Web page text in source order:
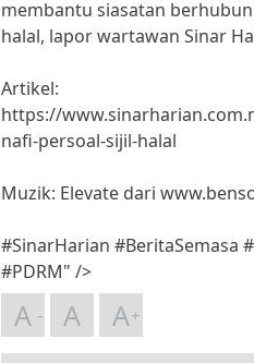
membantu siasatan
halal, lapor wartawan Sinar
Artikel:
https://
nafi-persoal-sijil-halal
Muzik: Elevate dari
#SinarHarian #BeritaSemasa
#PDRM" />
A A A